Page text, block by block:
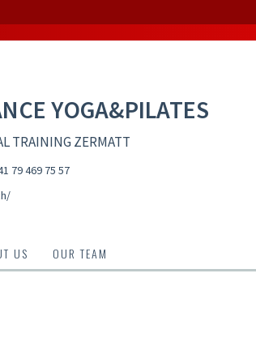
YOGA&PILATES
TRAINING ZERMATT
79 469 75 57
US OUR TEAM